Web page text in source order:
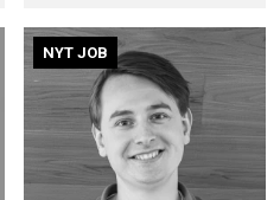
NYT JOB